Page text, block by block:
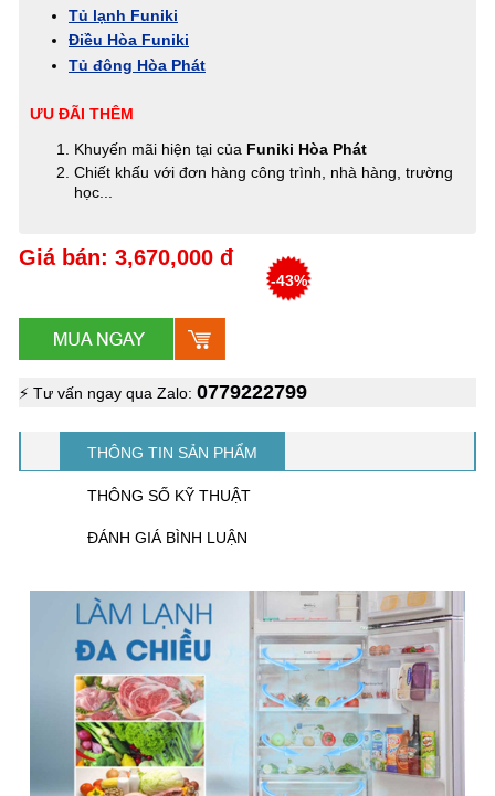
Tủ lạnh Funiki
Điều Hòa Funiki
Tủ đông Hòa Phát
ƯU ĐÃI THÊM
Khuyến mãi hiện tại của Funiki Hòa Phát
Chiết khấu với đơn hàng công trình, nhà hàng, trường
học...
Giá bán: 3,670,000 đ
-43%
⚡ Tư vấn ngay qua Zalo: 0779222799
THÔNG TIN SẢN PHẨM
THÔNG SỐ KỸ THUẬT
ĐÁNH GIÁ BÌNH LUẬN